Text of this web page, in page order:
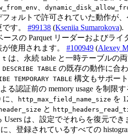
フォルトで許可されていた動作が
す。 #99138 (Kseniia Sumarokova).
ースの Parquet リーダーおよびラ
使用されます。 #100949 (Alexey
t は、永続 table と一時テーブルの
DESCRIBE TABLE の既存の動作に合
TEMPORARY TABLE 構文もサポー
る認証前の memory usage を制限
、
http_max_field_name_size を
と
Users は、設定でそれらを復元でき
に、登録されているすべての